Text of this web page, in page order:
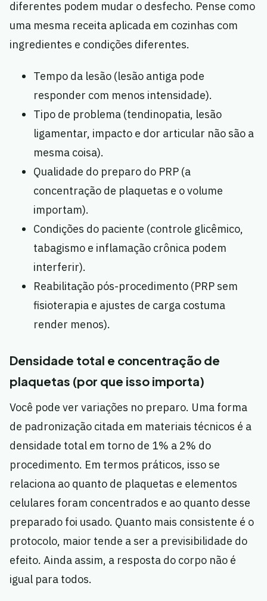
diferentes podem mudar o desfecho. Pense como
uma mesma receita aplicada em cozinhas com
ingredientes e condições diferentes.
Tempo da lesão (lesão antiga pode
responder com menos intensidade).
Tipo de problema (tendinopatia, lesão
ligamentar, impacto e dor articular não são a
mesma coisa).
Qualidade do preparo do PRP (a
concentração de plaquetas e o volume
importam).
Condições do paciente (controle glicêmico,
tabagismo e inflamação crônica podem
interferir).
Reabilitação pós-procedimento (PRP sem
fisioterapia e ajustes de carga costuma
render menos).
Densidade total e concentração de
plaquetas (por que isso importa)
Você pode ver variações no preparo. Uma forma
de padronização citada em materiais técnicos é a
densidade total em torno de 1% a 2% do
procedimento. Em termos práticos, isso se
relaciona ao quanto de plaquetas e elementos
celulares foram concentrados e ao quanto desse
preparado foi usado. Quanto mais consistente é o
protocolo, maior tende a ser a previsibilidade do
efeito. Ainda assim, a resposta do corpo não é
igual para todos.